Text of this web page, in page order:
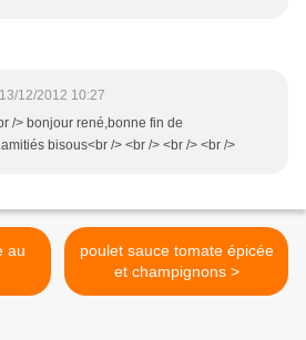
13/12/2012 10:27
/> bonjour rené,bonne fin de
bisous<br /> <br /> <br /> <br />
poulet sauce tomate épicée
et champignons >